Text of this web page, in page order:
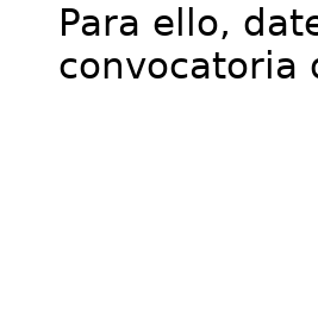
Para ello,
convocatoria